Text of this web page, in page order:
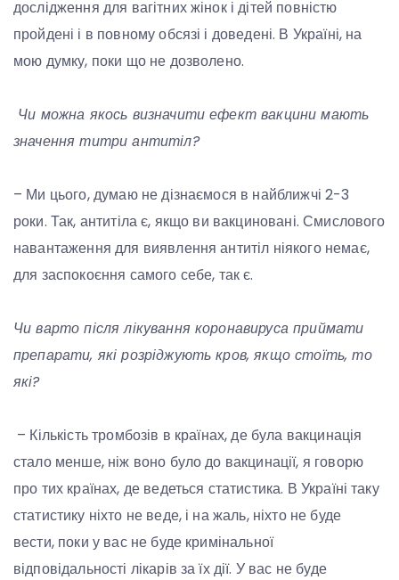
дослідження для вагітних жінок і дітей повністю
пройдені і в повному обсязі і доведені. В Україні, на
мою думку, поки що не дозволено.
Чи можна якось визначити ефект вакцини мають
значення титри антитіл?
– Ми цього, думаю не дізнаємося в найближчі 2-3
роки. Так, антитіла є, якщо ви вакциновані. Смислового
навантаження для виявлення антитіл ніякого немає,
для заспокоєння самого себе, так є.
Чи варто після лікування коронавируса приймати
препарати, які розріджують кров, якщо стоїть, то
які?
– Кількість тромбозів в країнах, де була вакцинація
стало менше, ніж воно було до вакцинації, я говорю
про тих країнах, де ведеться статистика. В Україні таку
статистику ніхто не веде, і на жаль, ніхто не буде
вести, поки у вас не буде кримінальної
відповідальності лікарів за їх дії. У вас не буде